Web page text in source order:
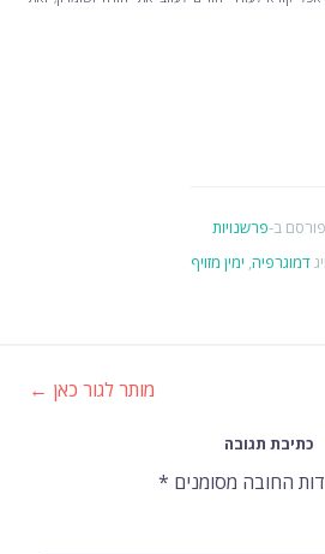
פורסם ב-פרשנויות
דמוגרפיה, ימין מזויף
מותר לגור כאן ←
כתיבת תגובה
החובה מסומנים *